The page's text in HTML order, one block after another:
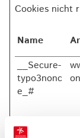
Cookies nicht
Name
__Secure-
typo3nonc
e_#